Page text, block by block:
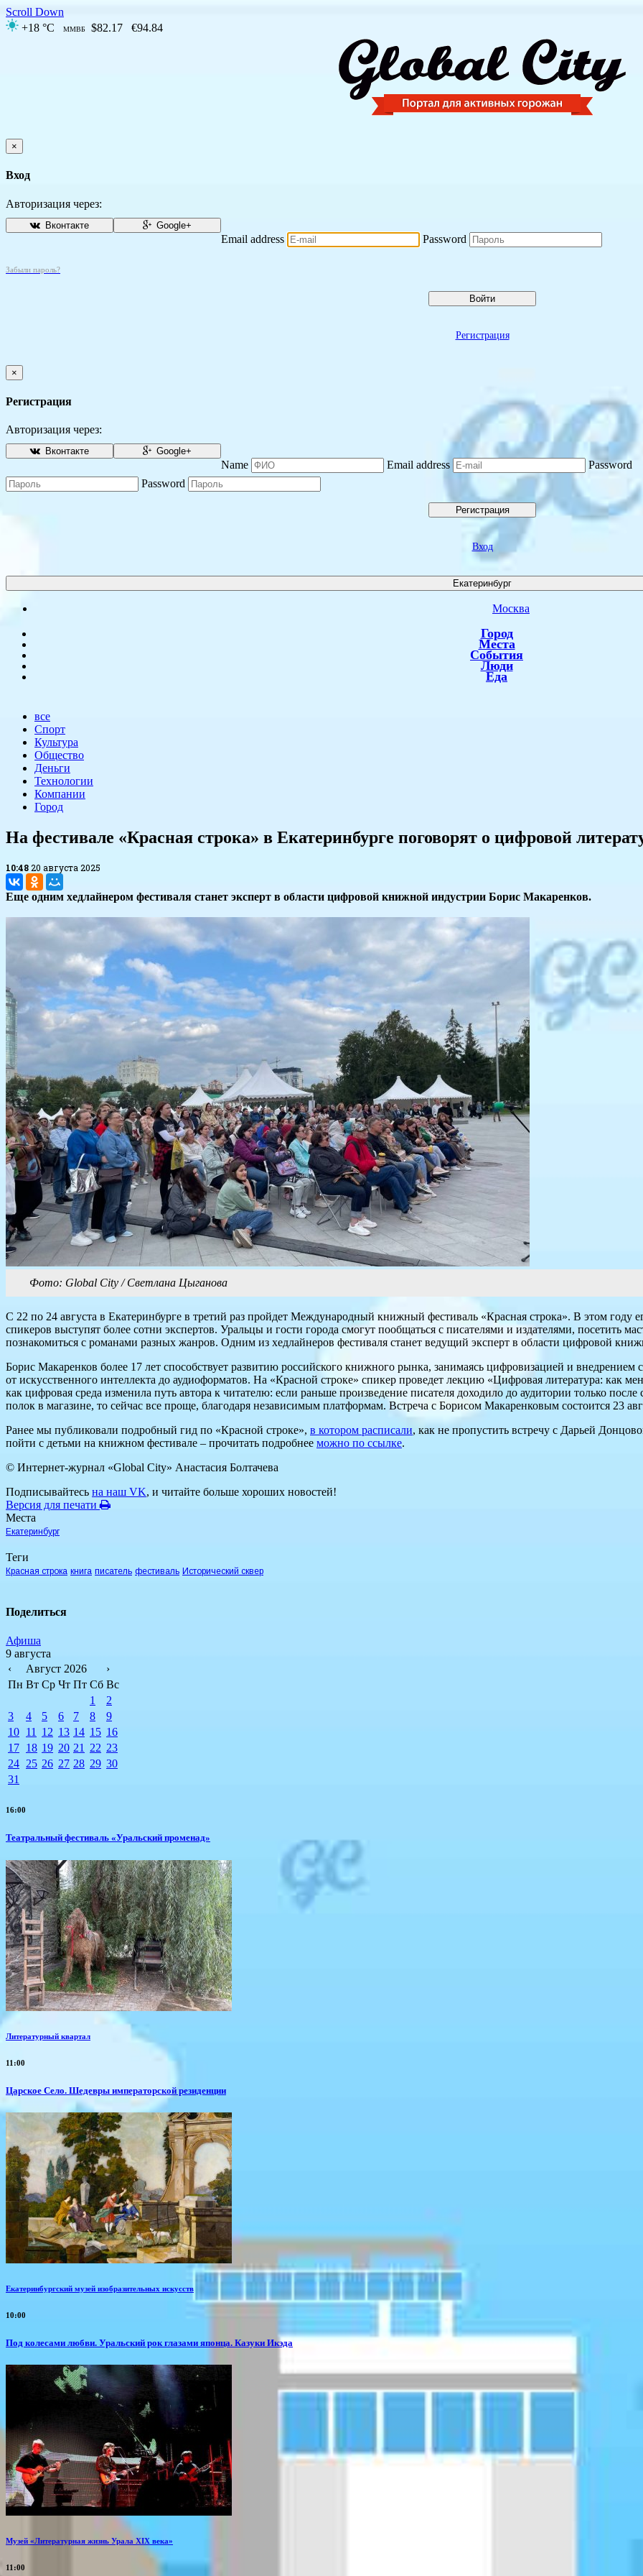
Scroll Down
+18 °C
ММВБ $82.17 €94.84
×
Вход
Авторизация через:
Вконтакте Google+
Email address Password
Забыли пароль?
Войти
Регистрация
×
Регистрация
Авторизация через:
Вконтакте Google+
Name Email address
Password
Password
Регистрация
Вход
Екатеринбург
Москва
Город
Места
События
Люди
Еда
все
Спорт
Культура
Общество
Деньги
Технологии
Компании
Город
​На фестивале «Красная строка» в Екатеринбурге поговорят о цифровой
10:4820 августа 2025
Еще одним хедлайнером фестиваля станет эксперт в области цифровой книжной индустрии Борис Макаренков.
Фото: Global City / Светлана Цыганова
С 22 по 24 августа в Екатеринбурге в третий раз пройдет Международный книжный фестиваль «Красная строка». В этом году
спикеров выступят более сотни экспертов. Уральцы и гости города смогут пообщаться с писателями и издателями, посетить
познакомиться с романами разных жанров. Одним из хедлайнеров фестиваля станет ведущий эксперт в области цифровой
Борис Макаренков более 17 лет способствует развитию российского книжного рынка, занимаясь цифровизацией и
от искусственного интеллекта до аудиоформатов. На «Красной строке» спикер проведет лекцию «Цифровая литература: как
как цифровая среда изменила путь автора к читателю: если раньше произведение писателя доходило до аудитории только
полок в магазине, то сейчас все проще, благодаря независимым платформам. Встреча с Борисом Макаренковым состоится 23
Ранее мы публиковали подробный гид по «Красной строке», в котором расписали, как не пропустить встречу с Дарьей
пойти с детьми на книжном фестивале – прочитать подробнее можно по ссылке.
© Интернет-журнал «Global City» Анастасия Болтачева
Подписывайтесь на наш VK, и читайте больше хороших новостей!
Версия для печати
Места
Екатеринбург
Теги
Красная строка книга писатель фестиваль Исторический сквер
Поделиться
Афиша
9 августа
‹
Август 2026
›
Пн Вт Ср Чт Пт Сб Вс
1
2
3
4 5 6 7 8
9
10 11 12 13 14 15 16
17 18 19 20 21 22 23
24 25 26 27 28 29 30
31
16:00
Театральный фестиваль «Уральский променад»
Литературный квартал
11:00
Царское Село. Шедевры императорской резиденции
Екатеринбургский музей изобразительных искусств
10:00
Под колесами любви. Уральский рок глазами японца. Казуки Икэда
Музей «Литературная жизнь Урала XIX века»
11:00